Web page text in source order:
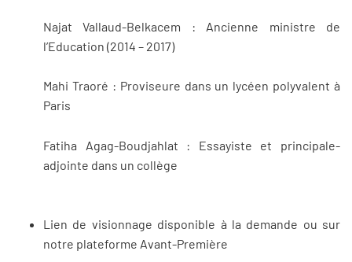
Najat Vallaud-Belkacem : Ancienne ministre de
l’Education (2014 – 2017)
Mahi Traoré : Proviseure dans un lycéen polyvalent à
Paris
Fatiha Agag-Boudjahlat : Essayiste et principale-
adjointe dans un collège
Lien de visionnage disponible à la demande ou sur
notre plateforme Avant-Première